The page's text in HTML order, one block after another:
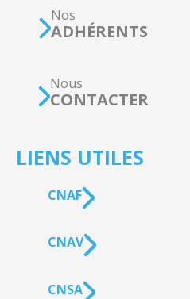
Nos
ADHÉRENTS
Nous
CONTACTER
LIENS UTILES
CNAF
CNAV
CNSA